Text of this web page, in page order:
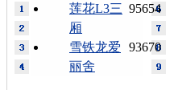
95654
莲花L3三
厢
93670
雪铁龙爱
丽舍